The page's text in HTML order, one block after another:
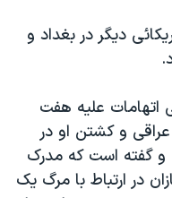
ديگر در بغداد و
اتهامات علیه هفت
و کشتن او در
و گفته است که مدرک
در ارتباط با مرگ یک